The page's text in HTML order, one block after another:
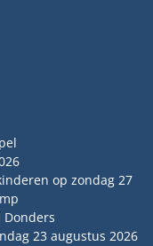
op zondag 27
23 augustus 2026